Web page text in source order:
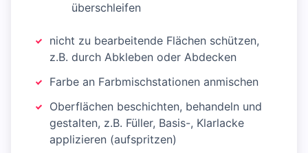
überschleifen
nicht zu bearbeitende Flächen schützen,
z.B. durch Abkleben oder Abdecken
Farbe an Farbmischstationen anmischen
Oberflächen beschichten, behandeln und
gestalten, z.B. Füller, Basis-, Klarlacke
applizieren (aufspritzen)